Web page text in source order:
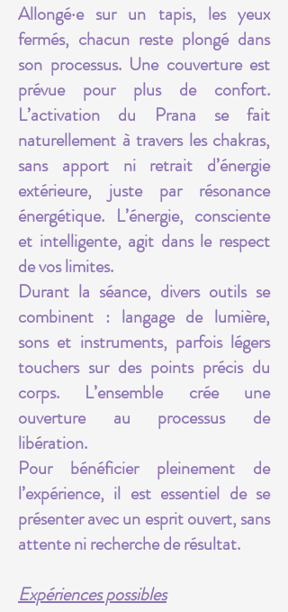
Allongé·e sur un tapis, les yeux
fermés, chacun reste plongé dans
son processus. Une couverture est
prévue pour plus de confort.
L’activation du Prana se fait
naturellement à travers les chakras,
sans apport ni retrait d’énergie
extérieure, juste par résonance
énergétique. L’énergie, consciente
et intelligente, agit dans le respect
de vos limites.
Durant la séance, divers outils se
combinent : langage de lumière,
sons et instruments, parfois légers
touchers sur des points précis du
corps. L’ensemble crée une
ouverture au processus de
libération.
Pour bénéficier pleinement de
l’expérience, il est essentiel de se
présenter avec un esprit ouvert, sans
attente ni recherche de résultat.
Expériences possibles